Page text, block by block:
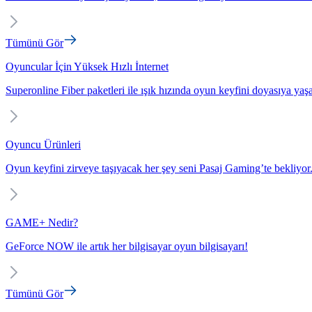
Tümünü Gör
Oyuncular İçin Yüksek Hızlı İnternet
Superonline Fiber paketleri ile ışık hızında oyun keyfini doyasıya
Oyuncu Ürünleri
Oyun keyfini zirveye taşıyacak her şey seni Pasaj Gaming’te bekliyor.
GAME+ Nedir?
GeForce NOW ile artık her bilgisayar oyun bilgisayarı!
Tümünü Gör